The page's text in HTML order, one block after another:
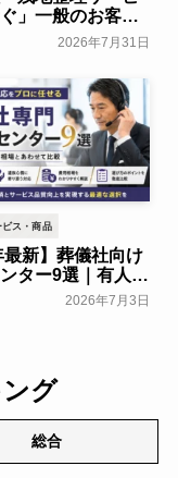
」一般のお客様
始～南日本引越セ
2026年7月31日
ビス・商品
最新】葬儀社向け
ター9選｜有人・
用相場とあわせて
2026年7月3日
グ
総合